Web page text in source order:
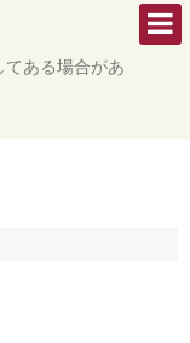
てある場合があ